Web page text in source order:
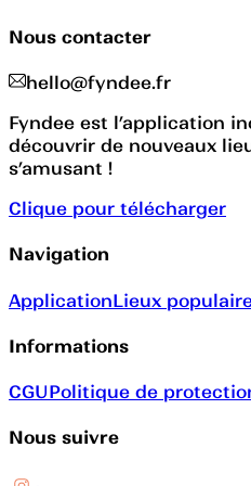
Nous contacter
hello@fyndee.fr
Fyndee est l’application
découvrir de nouveaux
s’amusant !
Clique pour télécharger
Navigation
ApplicationLieux
Informations
CGUPolitique de
Nous suivre